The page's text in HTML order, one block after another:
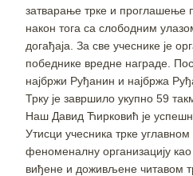
затварање трке и проглашење
након тога са слободним
догађаја. За све учеснике је
победнике вредне награде.
најбржи Руђанин и најбржа
Трку је завршило укупно 59
Наш Давид Ћирковић је
Утисци учесника трке
феноменалну организацију
виђене и доживљене читавом